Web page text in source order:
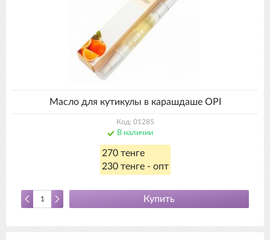
Масло для кутикулы в карашдаше OPI
Код: 01285
В наличии
270 тенге
230 тенге - опт
Купить